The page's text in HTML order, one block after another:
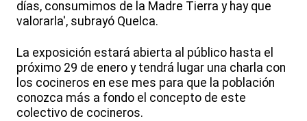
días, consumimos de la Madre Tierra y hay que
valorarla', subrayó Quelca.
La exposición estará abierta al público hasta el
próximo 29 de enero y tendrá lugar una charla con
los cocineros en ese mes para que la población
conozca más a fondo el concepto de este
colectivo de cocineros.